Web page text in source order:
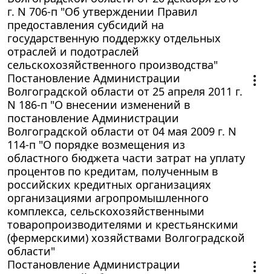
г. N 706-п "Об утверждении Правил
предоставления субсидий на
государственную поддержку отдельных
отраслей и подотраслей
сельскохозяйственного производства"
Постановление Администрации
Волгоградской области от 25 апреля 2011 г.
N 186-п "О внесении изменений в
постановление Администрации
Волгоградской области от 04 мая 2009 г. N
114-п "О порядке возмещения из
областного бюджета части затрат на уплату
процентов по кредитам, полученным в
российских кредитных организациях
организациями агропромышленного
комплекса, сельскохозяйственными
товаропроизводителями и крестьянскими
(фермерскими) хозяйствами Волгоградской
области"
Постановление Администрации